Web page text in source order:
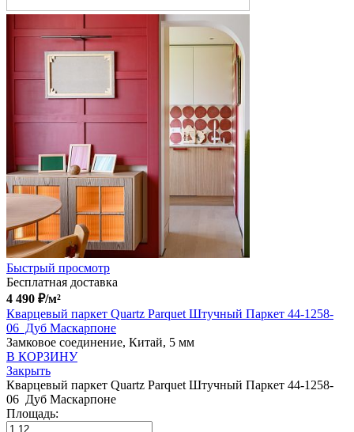
Быстрый просмотр
Бесплатная доставка
4 490 ₽/м²
Кварцевый паркет Quartz Parquet Штучный Паркет 44-1258-
06 Дуб Маскарпоне
Замковое соединение, Китай, 5 мм
В КОРЗИНУ
Закрыть
Кварцевый паркет Quartz Parquet Штучный Паркет 44-1258-
06 Дуб Маскарпоне
Площадь: